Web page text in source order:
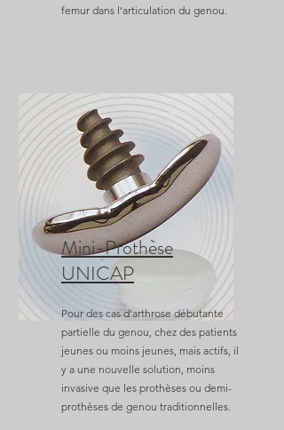
femur dans l'articulation du genou.
Mini-Prothèse
UNICAP
Pour des cas d'arthrose débutante
partielle du genou, chez des patients
jeunes ou moins jeunes, mais actifs, il
y a une nouvelle solution, moins
invasive que les prothèses ou demi-
prothèses de genou traditionnelles.